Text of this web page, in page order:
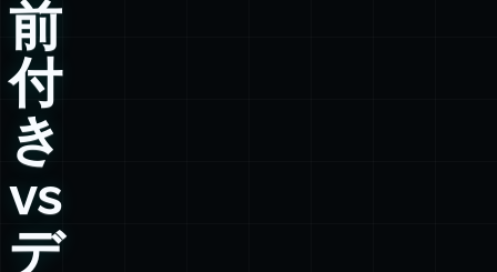
前
付
き
vs
デ